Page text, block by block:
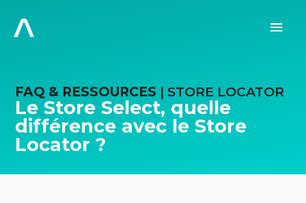
contenu
FAQ & RESSOURCES | STORE LOCATOR
Le Store Select, quelle
différence avec le Store
Locator ?